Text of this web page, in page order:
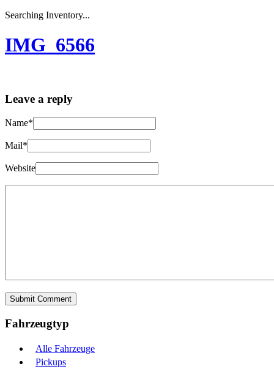
Searching Inventory...
IMG_6566
Leave a reply
Name*
Mail*
Website
Fahrzeugtyp
Alle Fahrzeuge
Pickups